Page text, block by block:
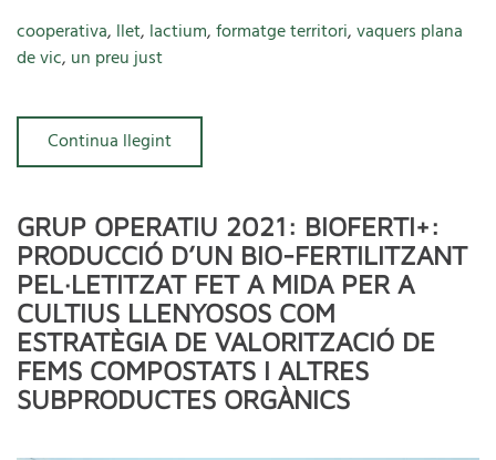
cooperativa, llet, lactium,formatge territori,vaquers plana
de vic, un preu just
Continua llegint
GRUP OPERATIU 2021: BIOFERTI+:
PRODUCCIÓ D’UN BIO-FERTILITZANT
PEL·LETITZAT FET A MIDA PER A
CULTIUS LLENYOSOS COM
ESTRATÈGIA DE VALORITZACIÓ DE
FEMS COMPOSTATS I ALTRES
SUBPRODUCTES ORGÀNICS